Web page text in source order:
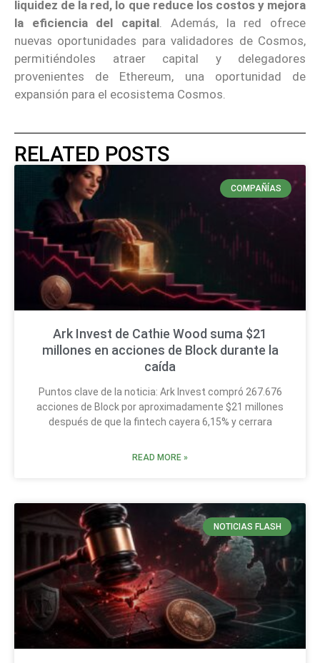
liquidez de la red, lo que reduce los costos y mejora
la eficiencia del capital. Además, la red ofrece
nuevas oportunidades para validadores de Cosmos,
permitiéndoles atraer capital y delegadores
provenientes de Ethereum, una oportunidad de
expansión para el ecosistema Cosmos.
RELATED POSTS
COMPAÑÍAS
Ark Invest de Cathie Wood suma $21
millones en acciones de Block durante la
caída
Puntos clave de la noticia: Ark Invest compró 267.676
acciones de Block por aproximadamente $21 millones
después de que la fintech cayera 6,15% y cerrara
READ MORE »
NOTICIAS FLASH